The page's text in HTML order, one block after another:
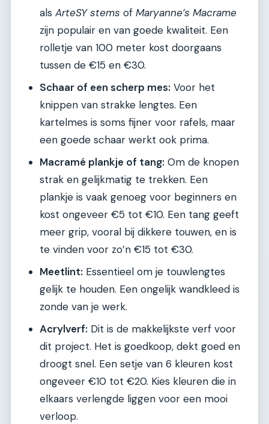
als ArteSY stems of Maryanne’s Macrame
zijn populair en van goede kwaliteit. Een
rolletje van 100 meter kost doorgaans
tussen de €15 en €30.
Schaar of een scherp mes: Voor het
knippen van strakke lengtes. Een
kartelmes is soms fijner voor rafels, maar
een goede schaar werkt ook prima.
Macramé plankje of tang: Om de knopen
strak en gelijkmatig te trekken. Een
plankje is vaak genoeg voor beginners en
kost ongeveer €5 tot €10. Een tang geeft
meer grip, vooral bij dikkere touwen, en is
te vinden voor zo’n €15 tot €30.
Meetlint: Essentieel om je touwlengtes
gelijk te houden. Een ongelijk wandkleed is
zonde van je werk.
Acrylverf: Dit is de makkelijkste verf voor
dit project. Het is goedkoop, dekt goed en
droogt snel. Een setje van 6 kleuren kost
ongeveer €10 tot €20. Kies kleuren die in
elkaars verlengde liggen voor een mooi
verloop.